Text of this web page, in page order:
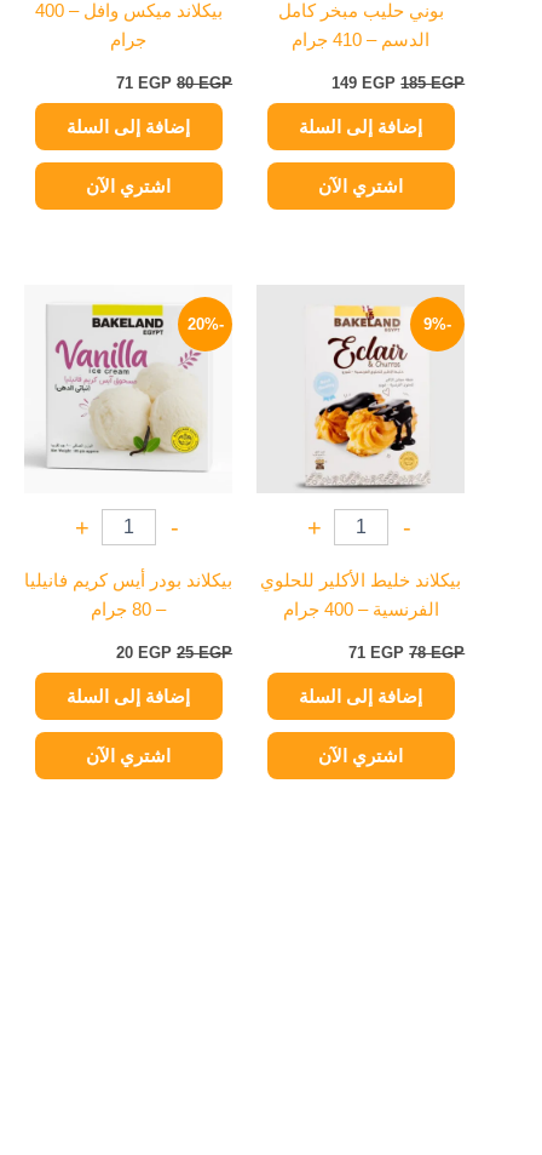
بوني حليب مبخر كامل
الدسم – 410 جرام
185EGP
149 EGP
إضافة إلى السلة
اشتري الآن
بيكلاند ميكس وافل – 400
جرام
80EGP
71 EGP
إضافة إلى السلة
اشتري الآن
-9%
-
+
بيكلاند خليط الأكلير للحلوي
الفرنسية – 400 جرام
78EGP
الأصلي
هو:
78 EGP.
71 EGP
الحالي
هو:
71 EGP.
إضافة إلى السلة
اشتري الآن
-20%
-
+
بيكلاند بودر أيس كريم فانيليا
– 80 جرام
25EGP
الأصلي
هو:
20 EGP
الحالي
20 EGP.
إضافة إلى السلة
اشتري الآن